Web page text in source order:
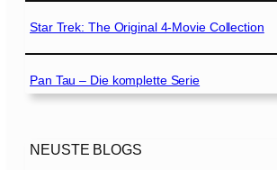
Star Trek: The Original 4-Movie Collection
Pan Tau – Die komplette Serie
NEUSTE BLOGS